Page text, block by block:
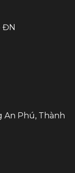
ĐN
An Phú, Thành